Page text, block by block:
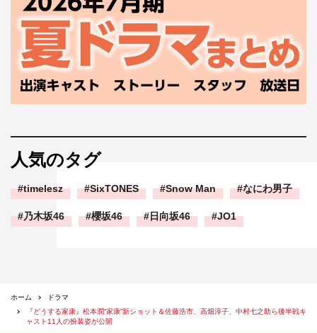
人気のタグ
timelesz SixTONES Snow Man なにわ男子
乃木坂46 櫻坂46 日向坂46 JO1
ホーム
ドラマ
『どうする家康』松本潤“家康”新ショット＆佐藤浩市、高畑淳子、中村七之助ら後半戦キ
ャスト11人の扮装姿が公開